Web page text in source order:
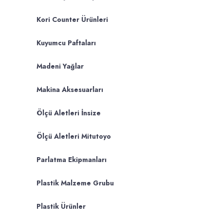
Kori Counter Ürünleri
Kuyumcu Paftaları
Madeni Yağlar
Makina Aksesuarları
Ölçü Aletleri İnsize
Ölçü Aletleri Mitutoyo
Parlatma Ekipmanları
Plastik Malzeme Grubu
Plastik Ürünler